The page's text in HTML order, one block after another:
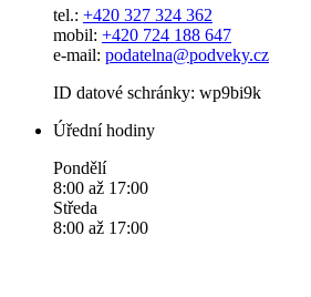
tel.: +420 327 324 362
mobil: +420 724 188 647
e-mail: podatelna@podveky.cz
ID datové schránky: wp9bi9k
Úřední hodiny
Pondělí
8:00 až 17:00
Středa
8:00 až 17:00